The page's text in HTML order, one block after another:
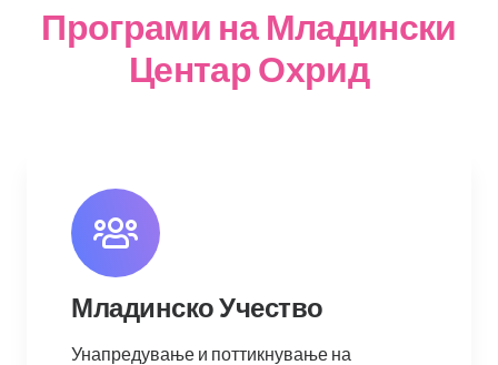
Програми на Младински
Центар Охрид
Младинско Учество
Унапредување и поттикнување на